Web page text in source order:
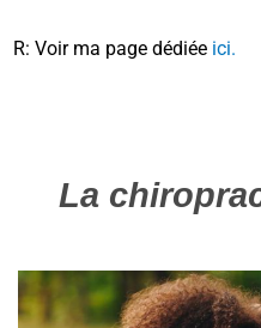
R: Voir ma page dédiée ici.
La